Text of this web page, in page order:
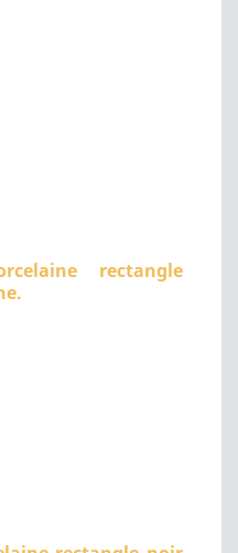
rectangle